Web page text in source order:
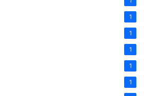
1
1
1
1
1